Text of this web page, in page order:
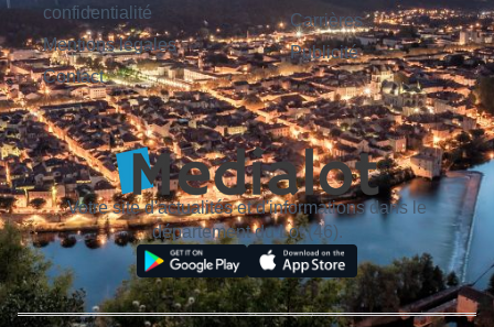
confidentialité
Mentions légales
Contact
Carrières
Publicité
Votre site d'actualités et d'informations dans le
département du Lot (46).